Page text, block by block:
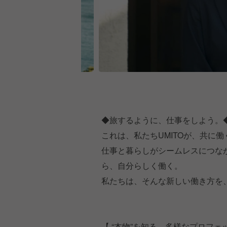
◆旅するように、仕事をしよう
これは、私たちUMITOが、共に
仕事と暮らしがシームレスにつ
ら、自分らしく働く。
私たちは、そんな新しい働き方